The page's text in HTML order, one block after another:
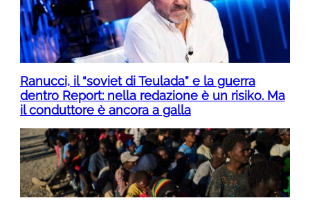
Ranucci, il “soviet di Teulada” e la guerra
dentro Report: nella redazione è un risiko. Ma
il conduttore è ancora a galla